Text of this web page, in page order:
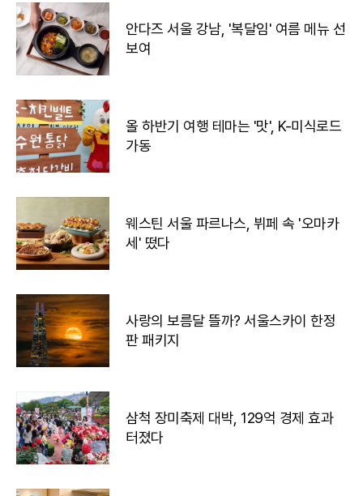
안다즈 서울 강남, '복달임' 여름 메뉴 선
보여
올 하반기 여행 테마는 '맛', K-미식로드
가동
웨스틴 서울 파르나스, 뷔페 속 '오마카
세' 떴다
사랑의 보름달 뜰까? 서울스카이 한정
판 패키지
삼척 장미축제 대박, 129억 경제 효과
터졌다